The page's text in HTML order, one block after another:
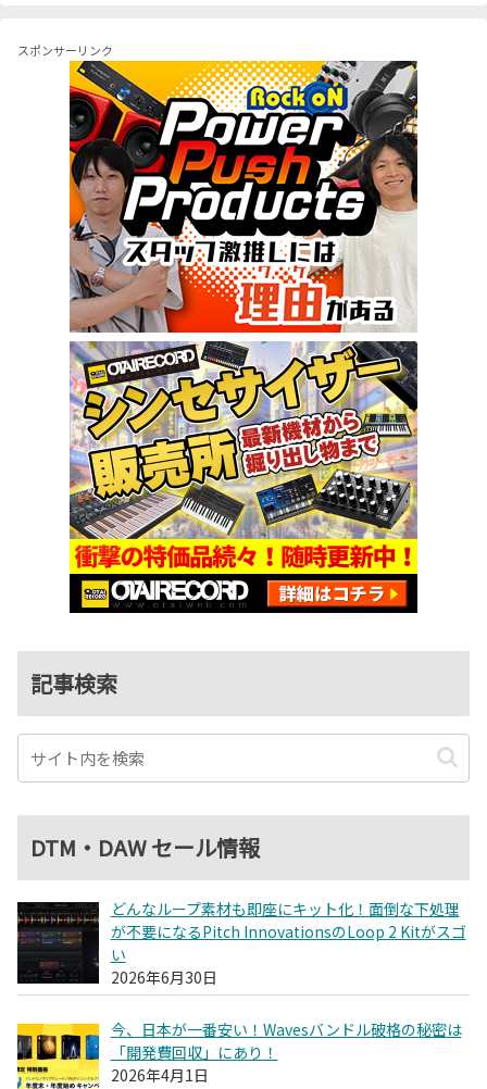
スポンサーリンク
記事検索
DTM・DAW セール情報
どんなループ素材も即座にキット化！面倒な下処理
が不要になるPitch InnovationsのLoop 2 Kitがスゴ
い
2026年6月30日
今、日本が一番安い！Wavesバンドル破格の秘密は
「開発費回収」にあり！
2026年4月1日